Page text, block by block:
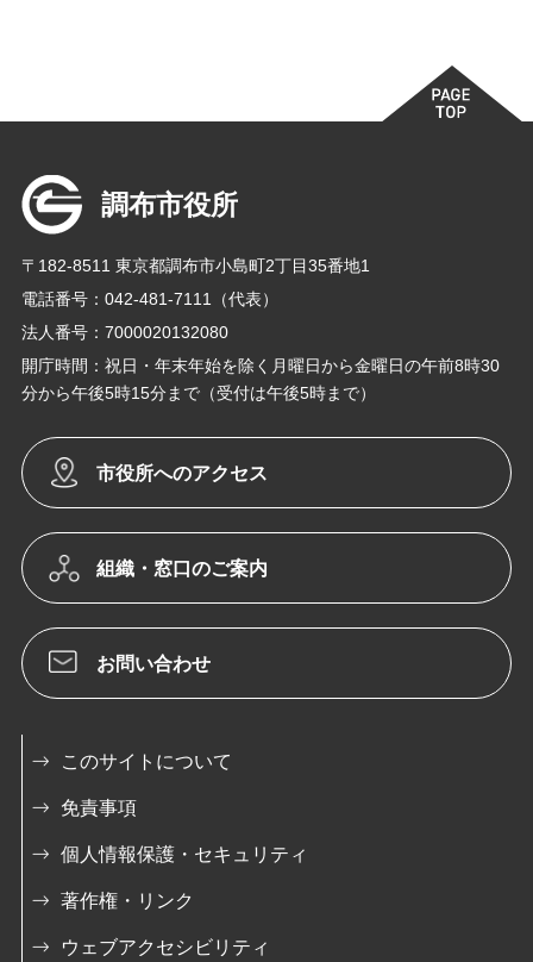
調布市役所
〒182-8511 東京都調布市小島町2丁目35番地1
電話番号：042-481-7111（代表）
法人番号：7000020132080
開庁時間：祝日・年末年始を除く月曜日から金曜日の午前8時30
分から午後5時15分まで（受付は午後5時まで）
市役所へのアクセス
組織・窓口のご案内
お問い合わせ
このサイトについて
免責事項
個人情報保護・セキュリティ
著作権・リンク
ウェブアクセシビリティ